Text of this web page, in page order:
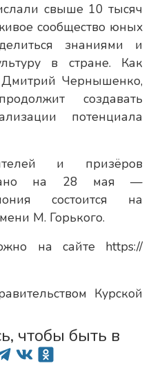
свыше 10 тысяч
сообщество юных
знаниями и
в стране. Как
Чернышенко,
создавать
потенциала
и призёров
на 28 мая —
состоится на
М. Горького.
на сайте https://
Курской
чтобы быть в